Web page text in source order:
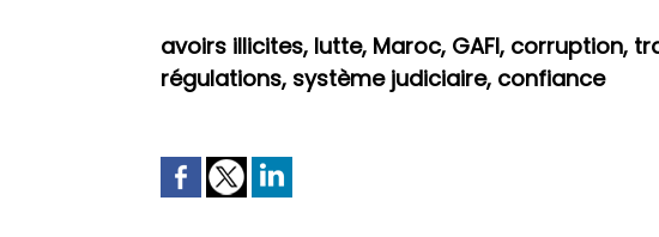
avoirs illicites, lutte, Maroc, GAFI, corruption,
régulations, système judiciaire, confiance